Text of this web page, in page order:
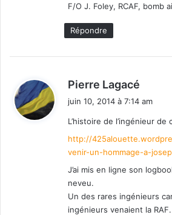
F/O J. Foley, RCAF, bomb
Répondre
Pierre Lagacé
:
juin 10, 2014 à 7:14 am
L’histoire de l’ingénieur
http://
venir-un-hommage-a-
J’ai mis en ligne son
neveu.
Un des rares ingénieurs
ingénieurs venaient la RAF.